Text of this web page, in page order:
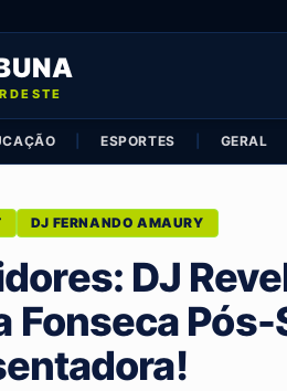
ESPORTES GERAL
DJ FERNANDO AMAURY
DJ
Fonseca Pós-